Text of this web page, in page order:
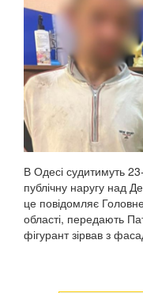
В Одесі судитимуть
публічну наругу над
це повідомляє
області, передають
фігурант зірвав з